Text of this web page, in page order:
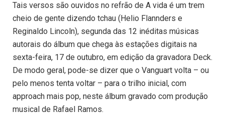
Tais versos são ouvidos no refrão de A vida é um trem
cheio de gente dizendo tchau (Helio Flannders e
Reginaldo Lincoln), segunda das 12 inéditas músicas
autorais do álbum que chega às estações digitais na
sexta-feira, 17 de outubro, em edição da gravadora Deck.
De modo geral, pode-se dizer que o Vanguart volta – ou
pelo menos tenta voltar – para o trilho inicial, com
approach mais pop, neste álbum gravado com produção
musical de Rafael Ramos.